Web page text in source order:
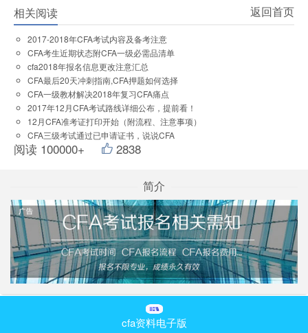
相关阅读 返回首页
2017-2018年CFA考试内容及备考注意
CFA考生近期状态附CFA一级必需品清单
cfa2018年报名信息更改注意汇总
CFA最后20天冲刺指南,CFA押题如何选择
CFA一级教材解决2018年复习CFA痛点
2017年12月CFA考试路线详细公布，提前看！
12月CFA准考证打印开始（附流程、注意事项）
CFA三级考试通过已申请证书，说说CFA
阅读 100000+ 2838
简介
cfa资料电子版